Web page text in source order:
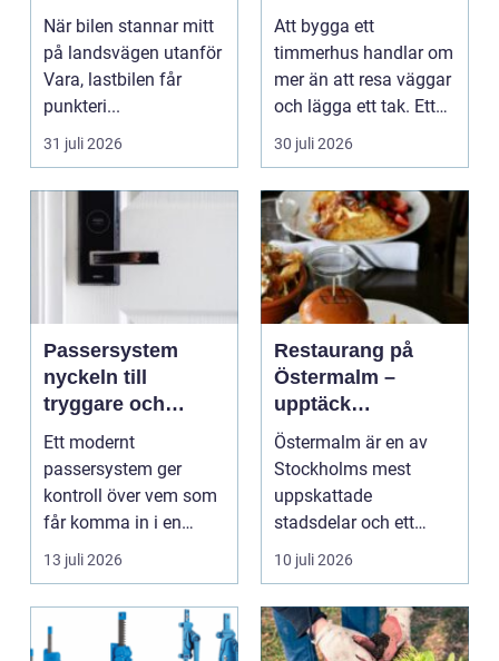
När bilen stannar mitt
på landsvägen utanför
Vara, lastbilen får
punkteri...
31 juli 2026
moderna behov
Att bygga ett
timmerhus handlar om
mer än att resa väggar
och lägga ett tak. Ett
timmerhus är ett lå...
30 juli 2026
Passersystem
nyckeln till
tryggare och
smidigare tillträde
Ett modernt
passersystem ger
kontroll över vem som
får komma in i en
byggnad, när de får
komma in oc...
13 juli 2026
Restaurang på
Östermalm –
upptäck
matupplevelser i
en av Stockholms
mest attraktiva
stadsdelar
Östermalm är en av
Stockholms mest
uppskattade
stadsdelar och ett
självklart val f&ou...
10 juli 2026